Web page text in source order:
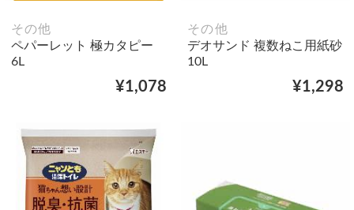
その他
ペパーレット 極カタピー
6L
¥1,078
その他
デオサンド 複数ねこ用紙砂
10L
¥1,298